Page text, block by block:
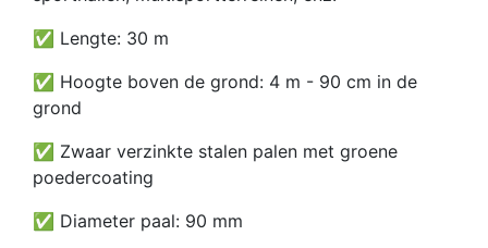
✅ Lengte: 30 m
✅ Hoogte boven de grond: 4 m - 90 cm in de
grond
✅ Zwaar verzinkte stalen palen met groene
poedercoating
✅ Diameter paal: 90 mm